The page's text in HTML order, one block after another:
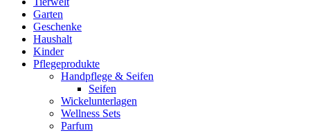
Garten
Geschenke
Haushalt
Kinder
Pflegeprodukte
Handpflege & Seifen
Seifen
Wickelunterlagen
Wellness Sets
Parfum